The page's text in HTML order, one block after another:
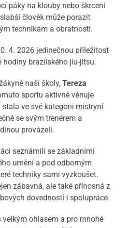
páky na klouby nebo škrcení
člověk může porazit
technikám a obratnosti.
4. 2026 jedinečnou příležitost
hodiny brazilského jiu-jitsu.
naší školy, Tereza
sportu aktivně věnuje
stala ve své kategorii mistryní
se svým trenérem a
provázeli.
seznámili se základními
umění a pod odborným
techniky sami vyzkoušet.
zábavná, ale také přínosná z
dovedností i spolupráce.
velkým ohlasem a pro mnohé